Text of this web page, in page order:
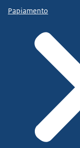
Papiamento